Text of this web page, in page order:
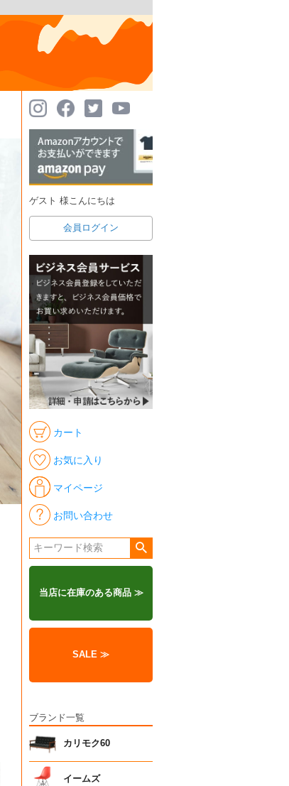
ゲスト 様こんにちは
会員ログイン
カート
お気に入り
マイページ
お問い合わせ
当店に在庫のある商品 ≫
SALE ≫
ブランド一覧
カリモク60
イームズ